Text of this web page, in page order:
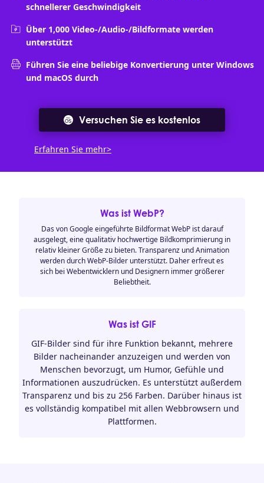
schnellerer Geschwindigkeit
Über 1,000 Video-/Audio-/Bildformate werden
unterstützt
Führen Sie eine beliebige Konvertierung unter Windows
und macOS durch
Versuchen Sie es kostenlos
Erfahren Sie mehr>
Was ist WebP?
Das von Google eingeführte Bildformat WebP ist darauf
ausgelegt, eine qualitativ hochwertige Bildkomprimierung in
relativ kleiner Größe zu bieten. Transparenz und Animation
werden durch WebP-Bilder unterstützt. Daher erfreut es
sich bei Webentwicklern und Designern immer größerer
Beliebtheit.
Was ist GIF
GIF-Bilder sind für ihre Funktion bekannt, mehrere
Bilder nacheinander anzuzeigen und werden von
Menschen bevorzugt, um Humor, Gefühle und
Informationen auszudrücken. Es unterstützt außerdem
Transparenz und bis zu 256 Farben. Darüber hinaus ist
es vollständig kompatibel mit allen Webbrowsern und
Plattformen.